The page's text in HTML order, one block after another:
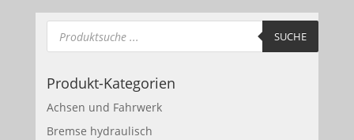
Products
search SUCHE
Produkt-Kategorien
Achsen und Fahrwerk
Bremse hydraulisch